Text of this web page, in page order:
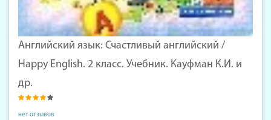
Английский язык: Счастливый английский /
Happy English. 2 класс. Учебник. Кауфман К.И. и
др.
нет отзывов